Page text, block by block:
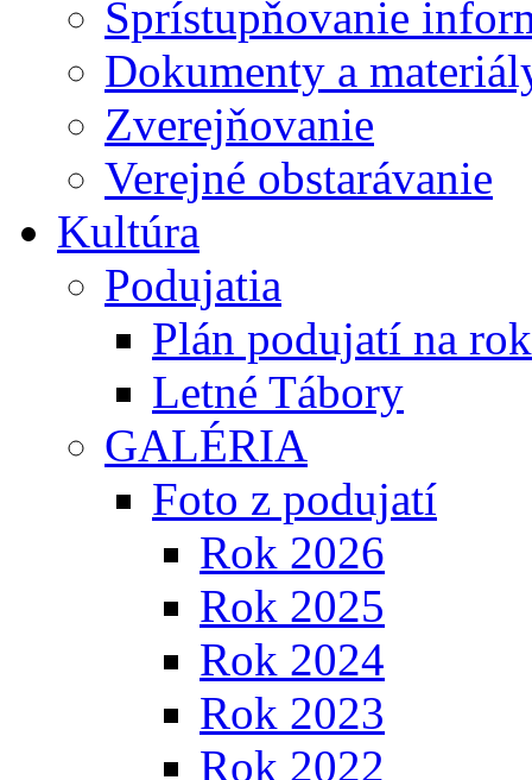
Sprístupňovanie
Dokumenty a
Zverejňovanie
Verejné obstarávanie
Kultúra
Podujatia
Plán podujatí na
Letné Tábory
GALÉRIA
Foto z podujatí
Rok 2026
Rok 2025
Rok 2024
Rok 2023
Rok 2022